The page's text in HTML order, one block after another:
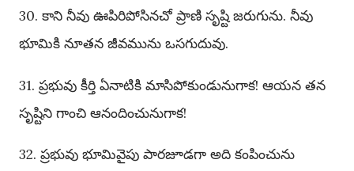
30. కాని నీవు ఊపిరిపోసినచో ప్రాణి సృష్టి జరుగును. నీవు
భూమికి నూతన జీవమును ఒసగుదువు.
31. ప్రభువు కీర్తి ఏనాటికి మాసిపోకుండునుగాక! ఆయన తన
సృష్టిని గాంచి ఆనందించునుగాక!
32. ప్రభువు భూమివైపు పారజూడగా అది కంపించును